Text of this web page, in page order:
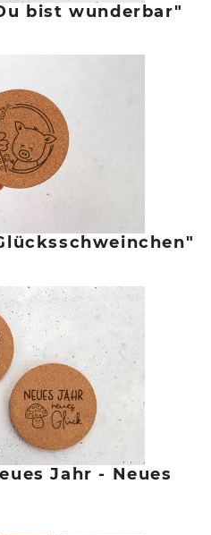
bist wunderbar"
Jahr - Neues